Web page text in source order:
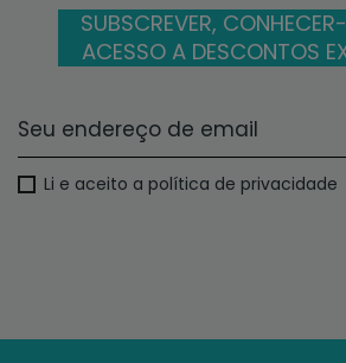
SUBSCREVER,
ACESSO A DESCONTOS
Li e aceito a política de privacidade